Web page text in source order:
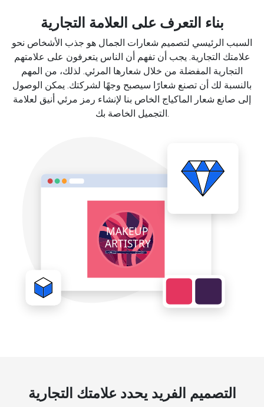
بناء التعرف على العلامة التجارية
السبب الرئيسي لتصميم شعارات الجمال هو جذب الأشخاص نحو
علامتك التجارية. يجب أن تفهم أن الناس يتعرفون على علامتهم
التجارية المفضلة من خلال شعارها المرئي. لذلك، من المهم
بالنسبة لك أن تصنع شعارًا سيصبح وجهًا لشركتك. يمكن الوصول
إلى صانع شعار الماكياج الخاص بنا لإنشاء رمز مرئي أنيق لعلامة
التجميل الخاصة بك.
التصميم الفريد يحدد علامتك التجارية